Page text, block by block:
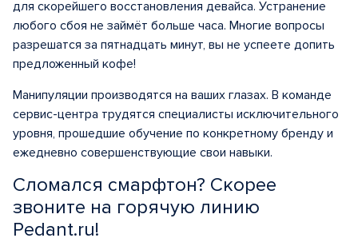
для скорейшего восстановления девайса. Устранение
любого сбоя не займёт больше часа. Многие вопросы
разрешатся за пятнадцать минут, вы не успеете допить
предложенный кофе!
Манипуляции производятся на ваших глазах. В команде
сервис-центра трудятся специалисты исключительного
уровня, прошедшие обучение по конкретному бренду и
ежедневно совершенствующие свои навыки.
Сломался смарфтон? Скорее
звоните на горячую линию
Pedant.ru!